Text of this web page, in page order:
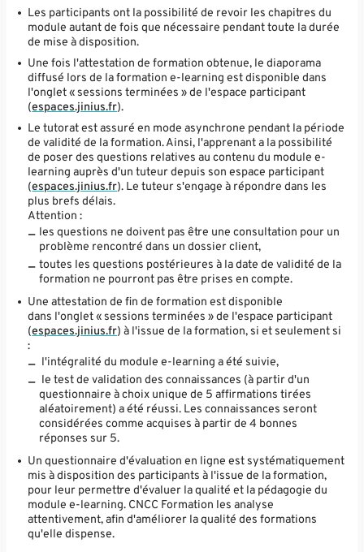
Les participants ont la possibilité de revoir les chapitres du
module autant de fois que nécessaire pendant toute la durée
de mise à disposition.
Une fois l'attestation de formation obtenue, le diaporama
diffusé lors de la formation e-learning est disponible dans
l'onglet « sessions terminées » de l'espace participant
(espaces.jinius.fr).
Le tutorat est assuré en mode asynchrone pendant la période
de validité de la formation. Ainsi, l'apprenant a la possibilité
de poser des questions relatives au contenu du module e-
learning auprès d'un tuteur depuis son espace participant
(espaces.jinius.fr). Le tuteur s'engage à répondre dans les
plus brefs délais.
Attention :
les questions ne doivent pas être une consultation pour un
problème rencontré dans un dossier client,
toutes les questions postérieures à la date de validité de la
formation ne pourront pas être prises en compte.
Une attestation de fin de formation est disponible
dans l'onglet « sessions terminées » de l'espace participant
(espaces.jinius.fr) à l'issue de la formation, si et seulement si
:
l'intégralité du module e-learning a été suivie,
le test de validation des connaissances (à partir d'un
questionnaire à choix unique de 5 affirmations tirées
aléatoirement) a été réussi. Les connaissances seront
considérées comme acquises à partir de 4 bonnes
réponses sur 5.
Un questionnaire d'évaluation en ligne est systématiquement
mis à disposition des participants à l'issue de la formation,
pour leur permettre d'évaluer la qualité et la pédagogie du
module e-learning. CNCC Formation les analyse
attentivement, afin d'améliorer la qualité des formations
qu'elle dispense.